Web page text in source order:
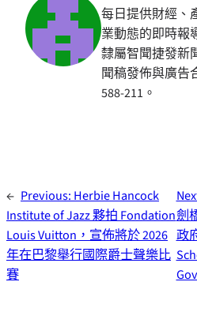
每日提供財經、
業動態的即時報
隸屬智聞捷發新
聞稿發佈與廣告
588-211。
← Previous: Herbie Hancock
Institute of Jazz 夥拍 Fondation
Louis Vuitton，宣佈將於 2026
年在巴黎舉行國際爵士聲樂比
賽
劍
政